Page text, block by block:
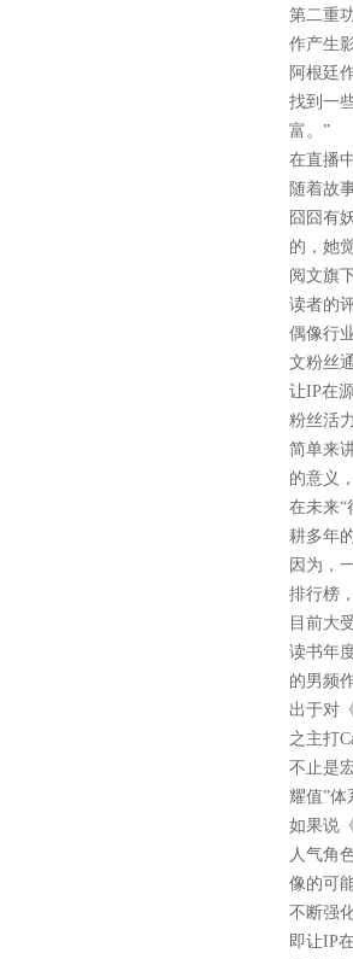
第二重
作产生
阿根廷
找到一
富。”
在直播
随着故
囧囧有
的，她
阅文旗
读者的
偶像行
文粉丝
让IP在
粉丝活
简单来
的意义
在未来“
耕多年
因为，
排行榜
目前大
读书年
的男频
出于对
之主打
不止是
耀值”体
如果说
人气角
像的可能
不断强
即让IP